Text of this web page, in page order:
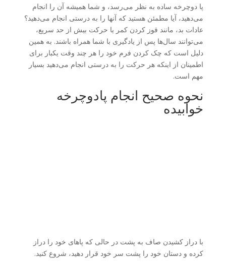
پا دوچرخه ساده به نظر می‌رسد، و شما همیشه آن را انجام
می‌دهید، آیا مطمئن هستید که آنها را به درستی انجام می‌دهید؟
عادات بد، مانند قوز کردن کمر یا حرکت بیش از حد سریع،
می‌توانند سال‌ها پس از یادگیری با شما همراه باشند. به همین
دلیل است که چک کردن فرم خود را هر چند وقت یکبار برای
اطمینان از اینکه هر حرکت را به درستی انجام می‌دهید بسیار
مهم است.
نحوه صحیح انجام پادوچرخه
خوابیده
با دراز کشیدن صاف به پشت در حالی که پاهای خود را دراز
کرده و دستان خود را پشت سر خود قرار دهید، شروع کنید.